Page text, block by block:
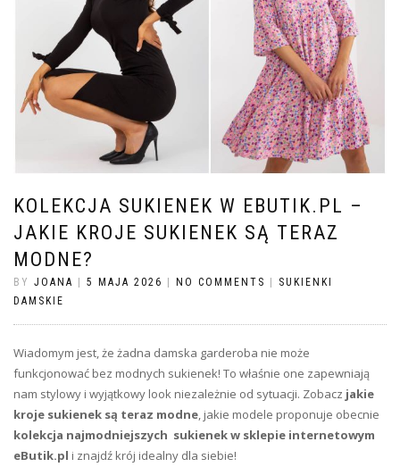
KOLEKCJA SUKIENEK W EBUTIK.PL –
JAKIE KROJE SUKIENEK SĄ TERAZ
MODNE?
BY JOANA | 5 MAJA 2026 | NO COMMENTS | SUKIENKI
DAMSKIE
Wiadomym jest, że żadna damska garderoba nie może
funkcjonować bez modnych sukienek! To właśnie one zapewniają
nam stylowy i wyjątkowy look niezależnie od sytuacji. Zobacz jakie
kroje sukienek są teraz modne , jakie modele proponuje obecnie
kolekcja najmodniejszych sukienek w sklepie internetowym
eButik.pl i znajdź krój idealny dla siebie!